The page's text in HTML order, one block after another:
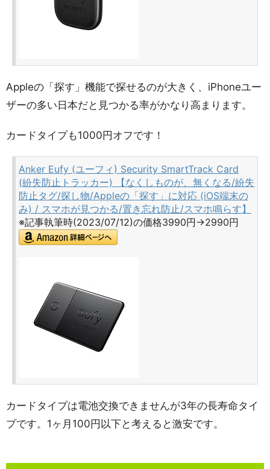
Appleの「探す」機能で探せるのが大きく、iPhoneユー
ザーの多い日本だと見つかる率がかなり高まります。
カードタイプも1000円オフです！
Anker Eufy (ユーフィ) Security SmartTrack Card
(紛失防止トラッカー) 【なくしものが、無くなる/紛失
防止タグ/探し物/Appleの「探す」に対応 (iOS端末の
み) / スマホが見つかる/置き忘れ防止/スマホ鳴らす】
※記事執筆時(2023/07/12)の価格3990円→2990円
カードタイプは電池交換できませんが3年の長寿命タイ
プです。1ヶ月100円以下と考えると激安です。